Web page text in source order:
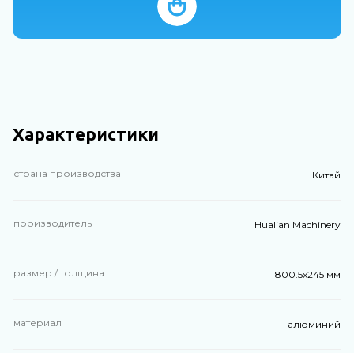
Характеристики
страна производства Китай
производитель Hualian Machinery
размер / толщина 800.5х245 мм
материал алюминий